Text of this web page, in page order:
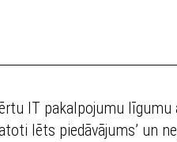
IT pakalpojumu
lēts piedāvājums’ un